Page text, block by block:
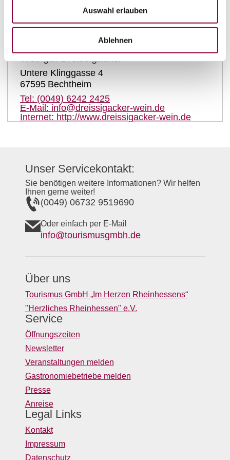
Auswahl erlauben
Ablehnen
auf Karte anzeigen
Kontaktinformationen:
Untere Klinggasse 4
67595 Bechtheim
Tel: (0049) 6242 2425
E-Mail: info@dreissigacker-wein.de
Internet: http://www.dreissigacker-wein.de
Unser Servicekontakt:
Sie benötigen weitere Informationen? Wir helfen
Ihnen gerne weiter!
(0049) 06732 9519690
Oder einfach per E-Mail
info@tourismusgmbh.de
Über uns
Tourismus GmbH „Im Herzen Rheinhessens“
"Herzliches Rheinhessen" e.V.
Service
Öffnungszeiten
Newsletter
Veranstaltungen melden
Gastronomiebetriebe melden
Presse
Anreise
Legal Links
Kontakt
Impressum
Datenschutz